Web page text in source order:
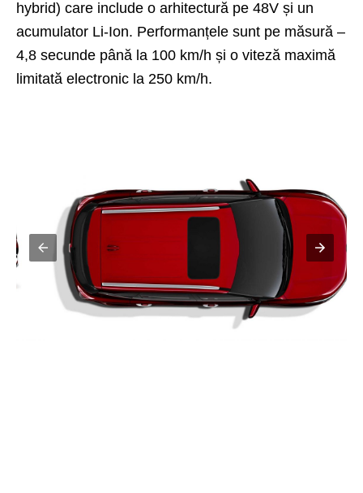
hybrid) care include o arhitectură pe 48V și un
acumulator Li-Ion. Performanțele sunt pe măsură –
4,8 secunde până la 100 km/h și o viteză maximă
limitată electronic la 250 km/h.